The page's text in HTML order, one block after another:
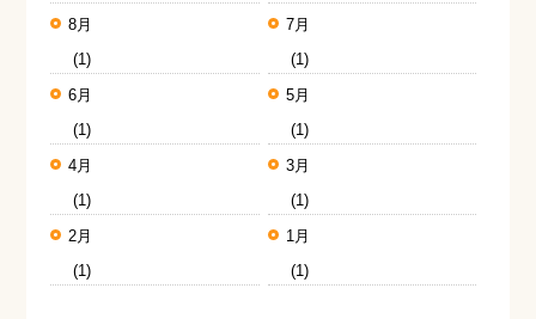
8月
(1)
7月
(1)
6月
(1)
5月
(1)
4月
(1)
3月
(1)
2月
(1)
1月
(1)